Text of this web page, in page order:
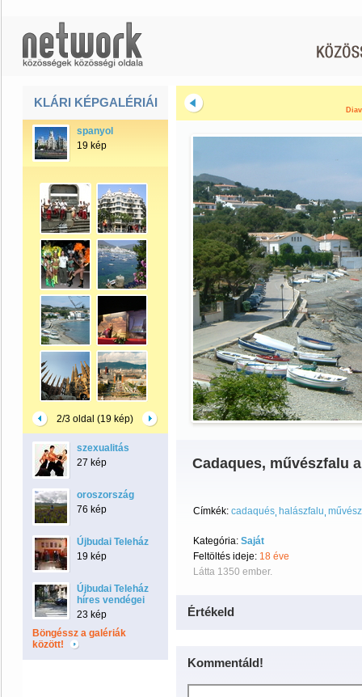
KLÁRI KÉPGALÉRIÁI
spanyol
19 kép
2/3 oldal (19 kép)
szexualitás
27 kép
oroszország
76 kép
Újbudai Teleház
19 kép
Újbudai Teleház
híres vendégei
23 kép
Böngéssz a galériák
között!
Cadaques, művészfalu
Címkék: cadaqués halászfalu művész
Kategória: Saját
Feltöltés ideje: 18 éve
Látta 1350 ember.
Értékeld
Kommentáld!